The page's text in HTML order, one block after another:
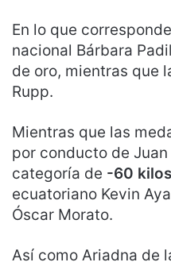
En lo que
nacional Bárbara
de oro, mientras que
Rupp.
Mientras que las
por conducto de
categoría de -60 kilos
ecuatoriano Kevin
Óscar Morato.
Así como Ariadna de